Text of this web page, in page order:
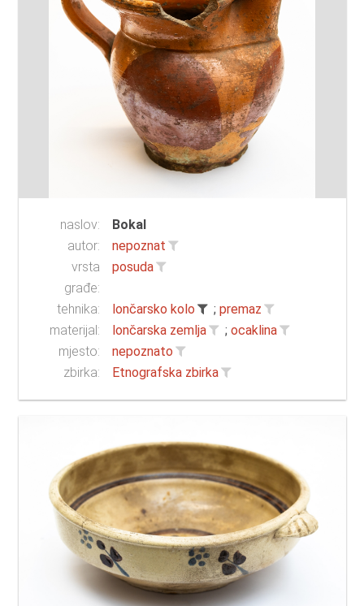
naslov:
Bokal
autor:
nepoznat
vrsta
građe:
posuda
tehnika: lončarsko kolo ; premaz
materijal:
lončarska zemlja ; ocaklina
mjesto:
nepoznato
zbirka:
Etnografska zbirka